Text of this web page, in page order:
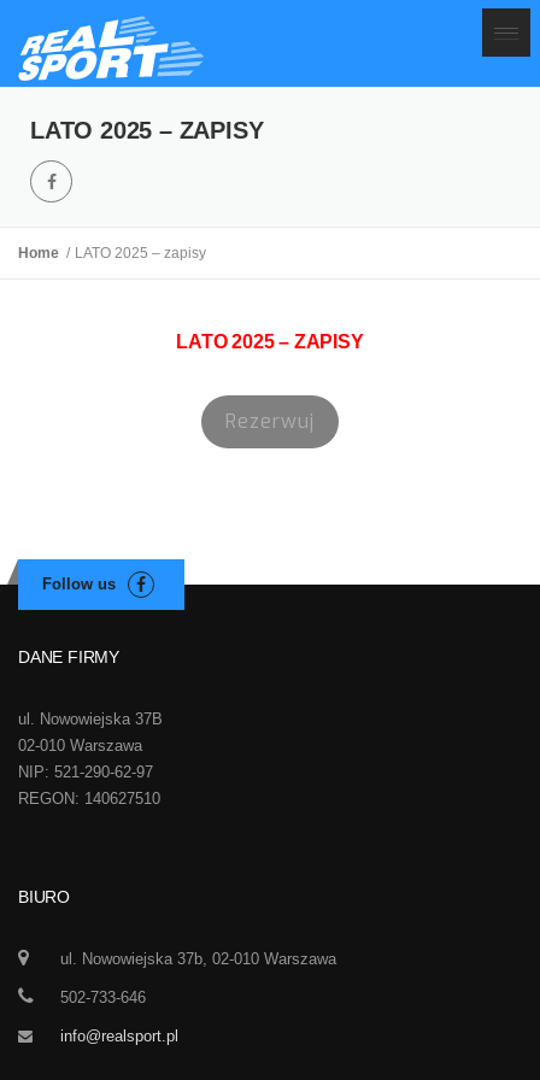
LATO 2025 – ZAPISY
Home LATO 2025 – zapisy
LATO 2025 – ZAPISY
DANE FIRMY
ul. Nowowiejska 37B
02-010 Warszawa
NIP: 521-290-62-97
REGON: 140627510
BIURO
ul. Nowowiejska 37b, 02-010 Warszawa
502-733-646
info@realsport.pl